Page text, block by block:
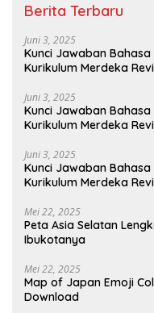
Berita Terbaru
Juni 3, 2025
Kunci Jawaban Bahasa
Kurikulum Merdeka
Juni 3, 2025
Kunci Jawaban Bahasa
Kurikulum Merdeka
Juni 3, 2025
Kunci Jawaban Bahasa
Kurikulum Merdeka
Mei 22, 2025
Peta Asia Selatan
Ibukotanya
Mei 22, 2025
Map of Japan Emoji
Download